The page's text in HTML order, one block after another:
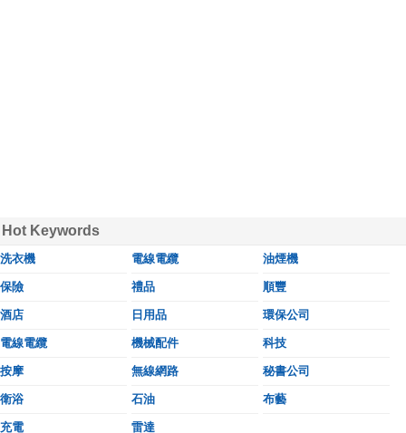
Hot Keywords
洗衣機 電線電纜 油煙機
保險 禮品 順豐
酒店 日用品 環保公司
電線電纜 機械配件 科技
按摩 無線網路 秘書公司
衛浴 石油 布藝
充電 雷達